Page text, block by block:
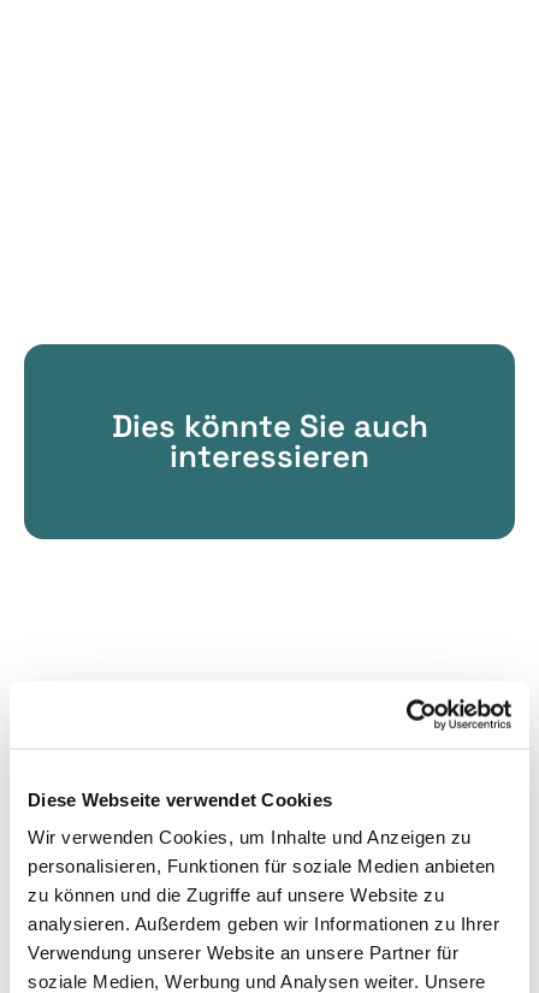
Diese Webseite verwendet Cookies
Wir verwenden Cookies, um Inhalte und Anzeigen zu
personalisieren, Funktionen für soziale Medien anbieten
zu können und die Zugriffe auf unsere Website zu
analysieren. Außerdem geben wir Informationen zu Ihrer
Verwendung unserer Website an unsere Partner für
soziale Medien, Werbung und Analysen weiter. Unsere
Dies könnte Sie auch
interessieren